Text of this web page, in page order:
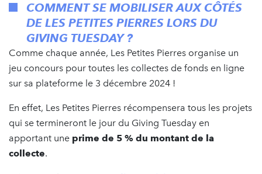
COMMENT SE MOBILISER AUX CÔTÉS
DE LES PETITES PIERRES LORS DU
GIVING TUESDAY ?
Comme chaque année, Les Petites Pierres organise un
jeu concours pour toutes les collectes de fonds en ligne
sur sa plateforme le 3 décembre 2024 !
En effet, Les Petites Pierres récompensera tous les projets
qui se termineront le jour du Giving Tuesday en
apportant une prime de 5 % du montant de la
collecte.